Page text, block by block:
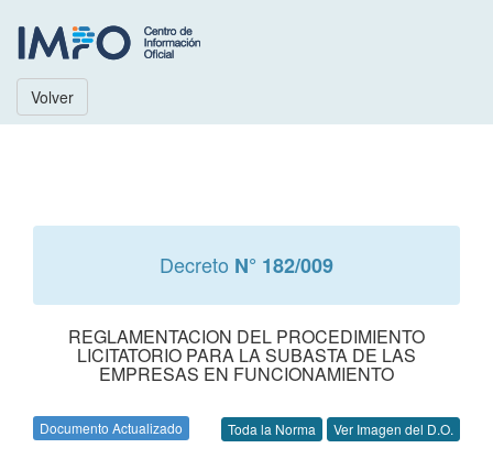
Volver
Decreto N° 182/009
REGLAMENTACION DEL PROCEDIMIENTO
LICITATORIO PARA LA SUBASTA DE LAS
EMPRESAS EN FUNCIONAMIENTO
Documento Actualizado Toda la Norma Ver Imagen del D.O.